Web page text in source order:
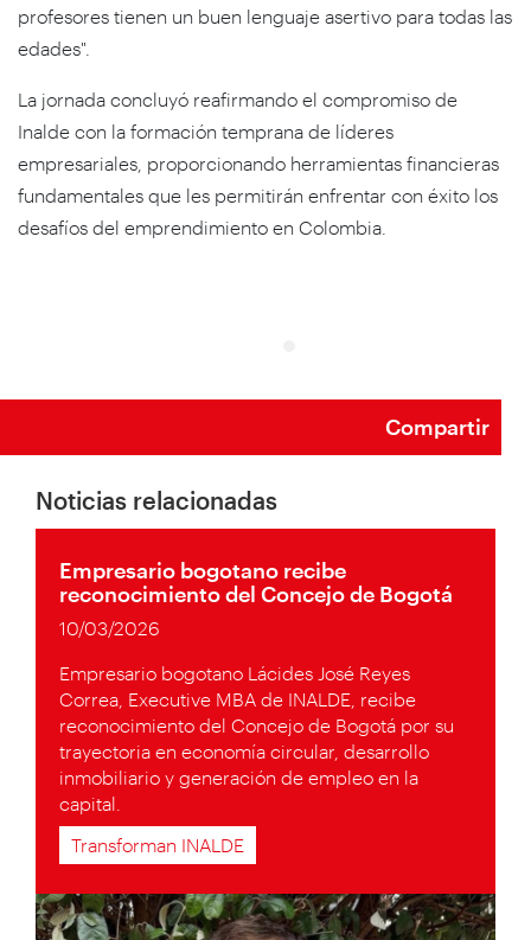
profesores tienen un buen lenguaje asertivo para todas las
edades".
La jornada concluyó reafirmando el compromiso de
Inalde con la formación temprana de líderes
empresariales, proporcionando herramientas financieras
fundamentales que les permitirán enfrentar con éxito los
desafíos del emprendimiento en Colombia.
Compartir
Noticias relacionadas
Empresario bogotano recibe
reconocimiento del Concejo de Bogotá
10/03/2026
Empresario bogotano Lácides José Reyes
Correa, Executive MBA de INALDE, recibe
reconocimiento del Concejo de Bogotá por su
trayectoria en economía circular, desarrollo
inmobiliario y generación de empleo en la
capital.
Transforman INALDE